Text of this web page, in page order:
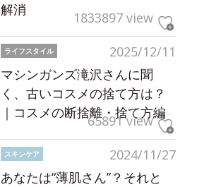
解消
1833897 view
2025/12/11
ライフスタイル
マシンガンズ滝沢さんに聞
く、古いコスメの捨て方は？
｜コスメの断捨離・捨て方編
65891 view
2024/11/27
スキンケア
あなたは“薄肌さん”？それと